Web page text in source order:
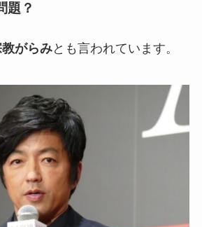
題？
がらみとも言われています。